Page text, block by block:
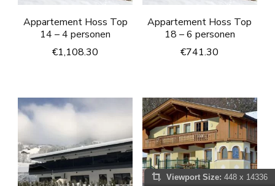
Appartement Hoss Top
14 – 4 personen
€1,108.30
Appartement Hoss Top
18 – 6 personen
€741.30
Viewport Size: 448 x 14336